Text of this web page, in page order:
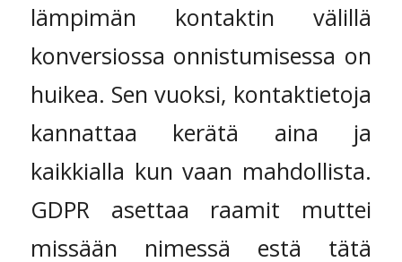
lämpimän kontaktin välillä
konversiossa onnistumisessa on
huikea. Sen vuoksi, kontaktietoja
kannattaa kerätä aina ja
kaikkialla kun vaan mahdollista.
GDPR asettaa raamit muttei
missään nimessä estä tätä